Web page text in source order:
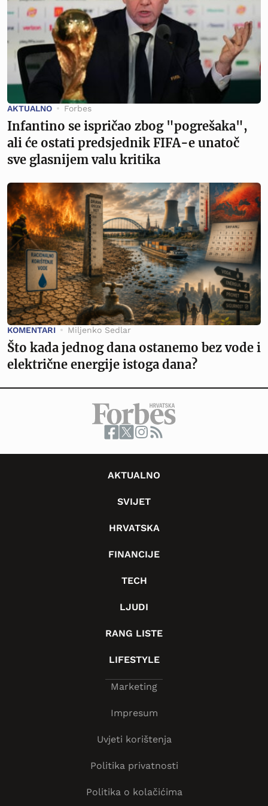
AKTUALNO Forbes
Infantino se ispričao zbog "pogrešaka",
ali će ostati predsjednik FIFA-e unatoč
sve glasnijem valu kritika
KOMENTARI Miljenko Sedlar
Što kada jednog dana ostanemo bez vode i
električne energije istoga dana?
AKTUALNO
SVIJET
HRVATSKA
FINANCIJE
TECH
LJUDI
RANG LISTE
LIFESTYLE
Marketing
Impresum
Uvjeti korištenja
Politika privatnosti
Politika o kolačićima